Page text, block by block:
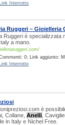
Interrotto
Ruggeri – Gioielleria
Ruggeri è specializzata
a mano.
0; Link aggiunto:
Interrotto
è
Collane, Anelli ,
in Italy e Nichel Free.